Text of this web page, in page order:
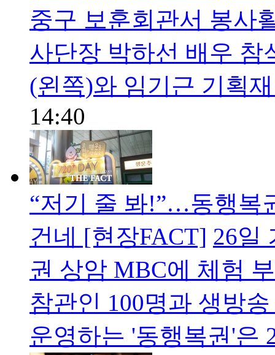
중구 보훈회관서 봉사
사단장 박하선 배우
(왼쪽)와 임기근 기획
14:40
“저기 줄 봐!”…동행복
건네 [현장FACT] 26일
권 상암 MBC에 체험
참관인 100명과 생방
운영하는 '동행복권'은